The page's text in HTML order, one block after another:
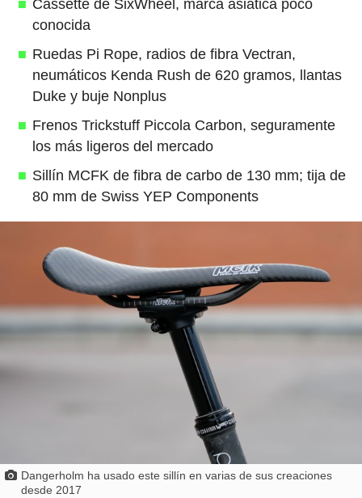
Cassette de SixWheel, marca asiática poco
conocida
Ruedas Pi Rope, radios de fibra Vectran,
neumáticos Kenda Rush de 620 gramos, llantas
Duke y buje Nonplus
Frenos Trickstuff Piccola Carbon, seguramente
los más ligeros del mercado
Sillín MCFK de fibra de carbo de 130 mm; tija de
80 mm de Swiss YEP Components
Dangerholm ha usado este sillín en varias de sus creaciones
desde 2017